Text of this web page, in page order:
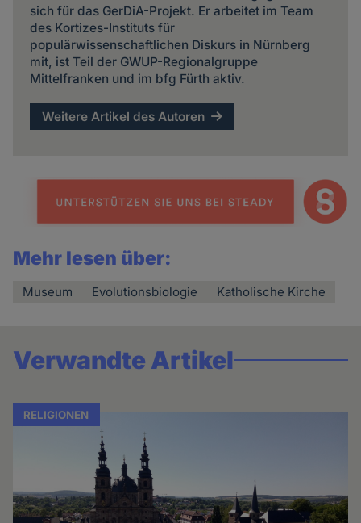
sich für das GerDiA-Projekt. Er arbeitet im Team
des Kortizes-Instituts für
populärwissenschaftlichen Diskurs in Nürnberg
mit, ist Teil der GWUP-Regionalgruppe
Mittelfranken und im bfg Fürth aktiv.
Weitere Artikel des Autoren
Mehr lesen über:
Museum Evolutionsbiologie Katholische Kirche
Verwandte Artikel
RELIGIONEN